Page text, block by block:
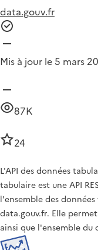
data.gouv.fr
Mis à jour le 5 mars
87K
24
L'API des données
tabulaire est une API
l'ensemble des
data.gouv.fr. Elle
ainsi que l'ensemble